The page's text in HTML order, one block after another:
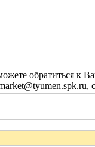
обратиться к